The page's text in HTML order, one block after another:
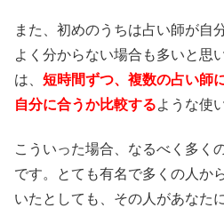
また、初めのうちは占い師が自
よく分からない場合も多いと思
は、 短時間ずつ、複数の占い師
自分に合うか比較するような使
こういった場合、なるべく多く
です。とても有名で多くの人か
いたとしても、その人があなた